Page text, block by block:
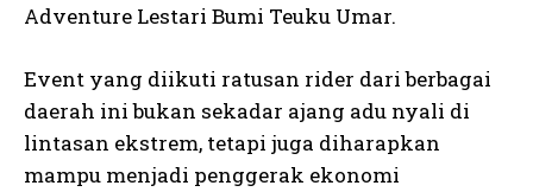
Adventure Lestari Bumi Teuku Umar.
Event yang diikuti ratusan rider dari berbagai
daerah ini bukan sekadar ajang adu nyali di
lintasan ekstrem, tetapi juga diharapkan
mampu menjadi penggerak ekonomi